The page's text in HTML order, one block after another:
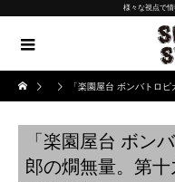
様々な視点で
「楽園屋台 ボンバトロ
「楽園屋台 ボン
郎の燗無量。第